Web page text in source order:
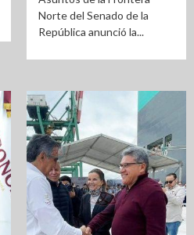
Norte del Senado de la
República anunció la...